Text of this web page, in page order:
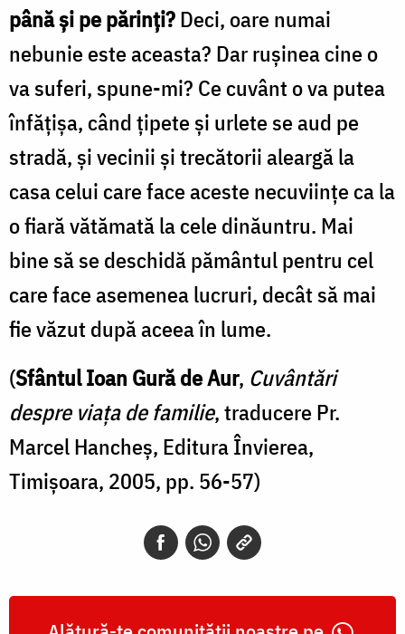
până şi pe părinţi?Deci, oare numai
nebunie este aceasta? Dar ruşinea cine o
va suferi, spune-mi? Ce cuvânt o va putea
înfăţişa, când ţipete şi urlete se aud pe
stradă, şi vecinii şi trecătorii aleargă la
casa celui care face aceste necuviinţe ca la
o fiară vătămată la cele dinăuntru. Mai
bine să se deschidă pământul pentru cel
care face asemenea lucruri, decât să mai
fie văzut după aceea în lume.
(Sfântul Ioan Gură de Aur, Cuvântări
despre viața de familie, traducere Pr.
Marcel Hancheș, Editura Învierea,
Timișoara, 2005, pp. 56-57)